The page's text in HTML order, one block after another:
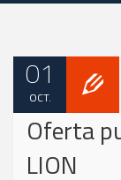
01
OCT.
Oferta
LION